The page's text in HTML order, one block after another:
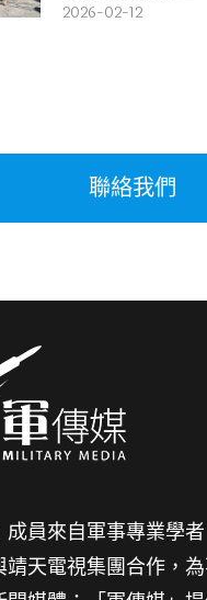
2026-02-12
聯絡我們
成員來自軍事專業學
靖天電視集團合作，